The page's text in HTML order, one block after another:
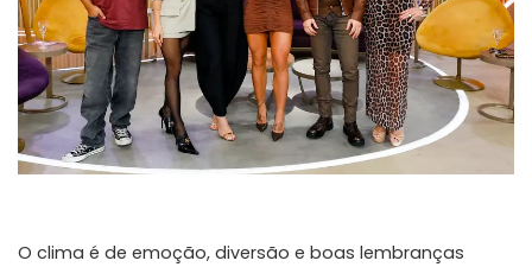
O clima é de emoção, diversão e boas lembranças